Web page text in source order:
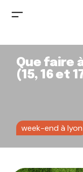
Que faire
(15, 16 et
week-end à lyon